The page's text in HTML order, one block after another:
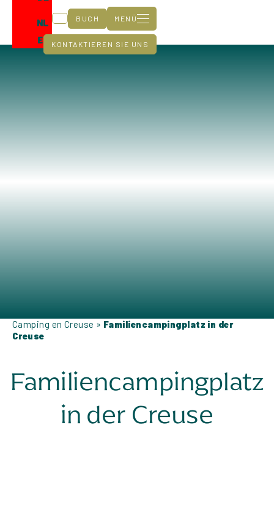
NL
EN
KONTAKTIEREN SIE UNS
BUCH MENÜ
Camping en Creuse » Familiencampingplatz in der
Creuse
Familiencampingplatz
in der Creuse